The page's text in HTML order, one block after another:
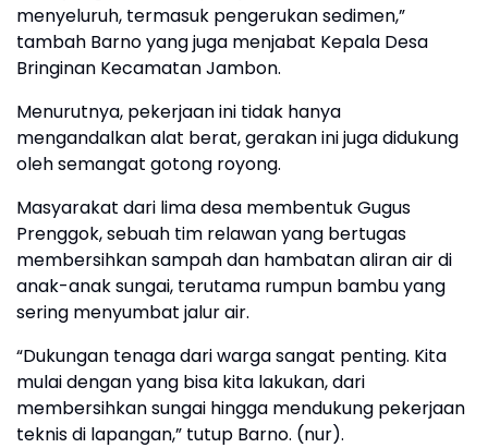
menyeluruh, termasuk pengerukan sedimen,”
tambah Barno yang juga menjabat Kepala Desa
Bringinan Kecamatan Jambon.
Menurutnya, pekerjaan ini tidak hanya
mengandalkan alat berat, gerakan ini juga didukung
oleh semangat gotong royong.
Masyarakat dari lima desa membentuk Gugus
Prenggok, sebuah tim relawan yang bertugas
membersihkan sampah dan hambatan aliran air di
anak-anak sungai, terutama rumpun bambu yang
sering menyumbat jalur air.
“Dukungan tenaga dari warga sangat penting. Kita
mulai dengan yang bisa kita lakukan, dari
membersihkan sungai hingga mendukung pekerjaan
teknis di lapangan,” tutup Barno. (nur).